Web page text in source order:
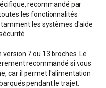
recommandé par
les fonctionnalités
les systèmes d'aide
7 ou 13 broches. Le
recommandé si vous
car il permet l'alimentation
pendant le trajet.